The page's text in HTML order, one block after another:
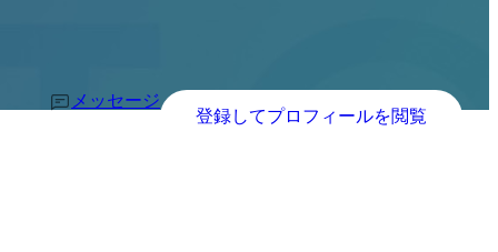
メッセージ
登録してプロフィールを閲覧